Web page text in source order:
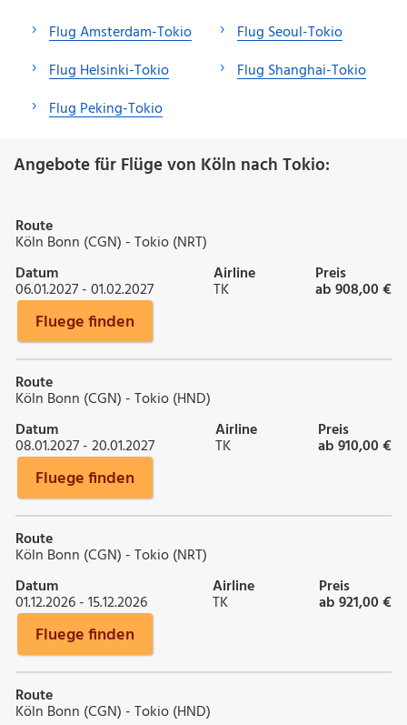
Flug Amsterdam-Tokio
Flug Helsinki-Tokio
Flug Peking-Tokio
Flug Seoul-Tokio
Flug Shanghai-Tokio
Angebote für Flüge von Köln nach Tokio:
Route
Köln Bonn (CGN) - Tokio (NRT)
Datum
06.01.2027 - 01.02.2027
Airline
TK
Preis
ab 908,00 €
Fluege finden
Route
Köln Bonn (CGN) - Tokio (HND)
Datum
08.01.2027 - 20.01.2027
Airline
TK
Preis
ab 910,00 €
Fluege finden
Route
Köln Bonn (CGN) - Tokio (NRT)
Datum
01.12.2026 - 15.12.2026
Airline
TK
Preis
ab 921,00 €
Fluege finden
Route
Köln Bonn (CGN) - Tokio (HND)